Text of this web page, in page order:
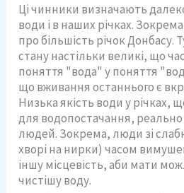
Ці чинники визначають
води і в наших річках.
про більшість річок Донбасу.
стану настільки великі, що
поняття "вода" у поняття
що вживання останнього є
Низька якість води у річках,
для водопостачання, реально
людей. Зокрема, люди зі
хворі на нирки) часом
іншу місцевість, аби мати
чистішу воду.